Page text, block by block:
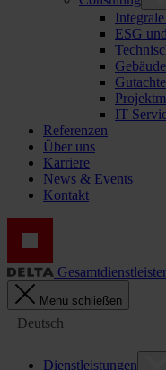
ESG
IT
Referenzen
Über uns
Karriere
News & Events
Kontakt
Menü schließen
Deutsch
Dienstleistungen